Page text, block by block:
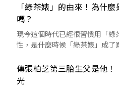
「綠茶婊」的由來！為什
嗎？
現今這個時代已經很習慣用「
性，是什麼時候「綠茶婊」成
傳張柏芝第三胎生父是他
光